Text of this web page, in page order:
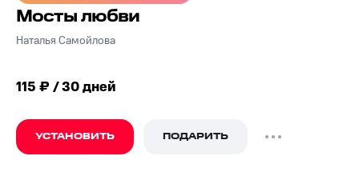
Мосты любви
Наталья Самойлова
115 ₽ / 30 дней
УСТАНОВИТЬ ПОДАРИТЬ